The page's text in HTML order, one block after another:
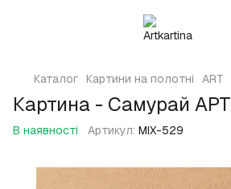
Каталог Картини на полотні ART
Картина - Самурай АРТ
В наявності Артикул: MIX-529